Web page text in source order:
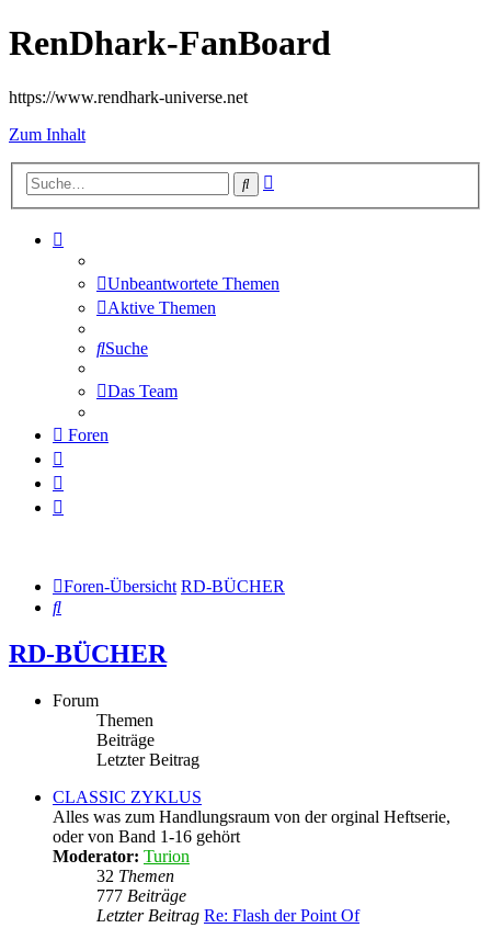
RenDhark-FanBoard
https://www.rendhark-universe.net
Zum Inhalt
Suche
Unbeantwortete Themen
Aktive Themen
Suche
Das Team
Foren
Foren-Übersicht RD-BÜCHER
Suche
RD-BÜCHER
Forum
Themen
Beiträge
Letzter Beitrag
CLASSIC ZYKLUS
Alles was zum Handlungsraum von der orginal Heftserie,
oder von Band 1-16 gehört
Moderator: Turion
32 Themen
777 Beiträge
Letzter Beitrag Re: Flash der Point Of